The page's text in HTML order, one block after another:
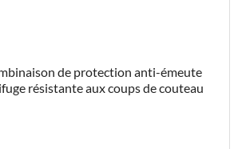
de protection anti-émeute
résistante aux coups de couteau